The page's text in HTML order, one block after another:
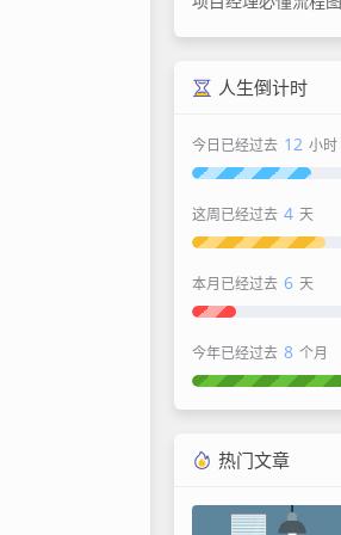
人生倒计时
今日已经过去 12 小时
这周已经过去 4 天
本月已经过去 6 天
今年已经过去 8 个月
热门文章